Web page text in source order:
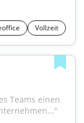
Vollzeit